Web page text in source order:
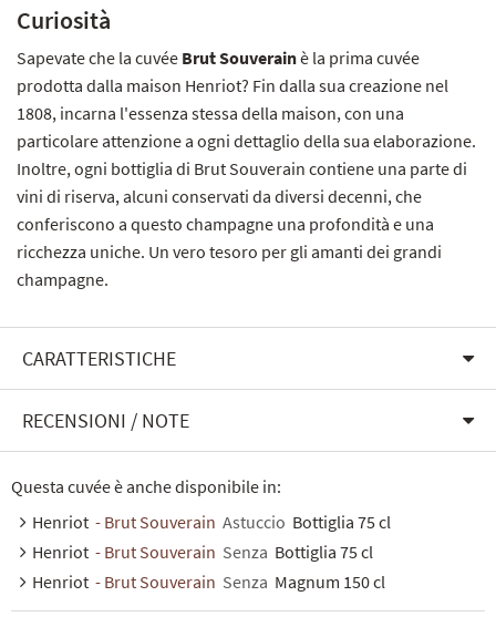
Curiosità
Sapevate che la cuvée Brut Souverainè la prima cuvée
prodotta dalla maison Henriot? Fin dalla sua creazione nel
1808, incarna l'essenza stessa della maison, con una
particolare attenzione a ogni dettaglio della sua elaborazione.
Inoltre, ogni bottiglia di Brut Souverain contiene una parte di
vini di riserva, alcuni conservati da diversi decenni, che
conferiscono a questo champagne una profondità e una
ricchezza uniche. Un vero tesoro per gli amanti dei grandi
champagne.
CARATTERISTICHE
RECENSIONI / NOTE
Questa cuvée è anche disponibile in:
Henriot - Brut Souverain Astuccio Bottiglia 75 cl
Henriot - Brut Souverain Senza Bottiglia 75 cl
Henriot - Brut Souverain Senza Magnum 150 cl